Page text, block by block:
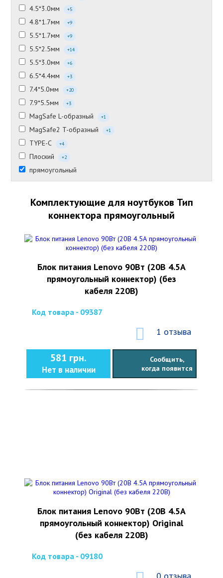
4.5*3.0мм +5
4.8*1.7мм +9
5.5*1.7мм +9
5.5*2.5мм +14
5.5*3.0мм +6
6.5*4.4мм +3
7.4*5.0мм +20
7.9*5.5мм +3
MagSafe L-образный +1
MagSafe2 T-образный +1
TYPE-C +4
Плоский +2
прямоугольный
Комплектующие для ноутбуков Тип
коннектора прямоугольный
Блок питания Lenovo 90Вт (20В 4.5А
прямоугольный коннектор) (без
кабеля 220В)
Код товара - 09387
1 отзыва
581 грн.
Нет в наличии
Сообщить,
когда появится
Блок питания Lenovo 90Вт (20В 4.5А
прямоугольный коннектор) Original
(без кабеля 220В)
Код товара - 09180